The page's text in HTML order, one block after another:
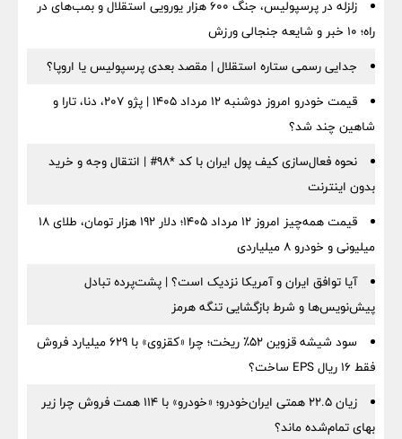
زلزله در پرسپولیس، جنگ ۶۰۰ هزار یورویی استقلال و بمب‌های در
راه؛ ۱۰ خبر و شایعه جنجالی ورزش
جدایی رسمی ستاره استقلال | مقصد بعدی پرسپولیس یا اروپا؟
قیمت خودرو امروز دوشنبه ۱۲ مرداد ۱۴۰۵ | پژو ۲۰۷، دنا، تارا و
شاهین چند شد؟
نحوه فعال‌سازی کیف پول ایران با کد *98# | انتقال وجه و خرید
بدون اینترنت
قیمت همه‌چیز امروز ۱۲ مرداد ۱۴۰۵؛ دلار ۱۹۲ هزار تومان، طلای ۱۸
میلیونی و خودرو ۸ میلیاردی
آیا توافق ایران و آمریکا نزدیک است؟ | پشت‌پرده تبادل
پیش‌نویس‌ها و شرط بازگشایی تنگه هرمز
سود شیشه قزوین ۵۲٪ ریخت؛ چرا «کقزوی» با ۶۲۹ میلیارد فروش
فقط ۱۶ ریال EPS ساخت؟
زیان ۲۲.۵ همتی ایران‌خودرو؛ «خودرو» با ۱۱۴ همت فروش چرا زیر
بهای تمام‌شده ماند؟